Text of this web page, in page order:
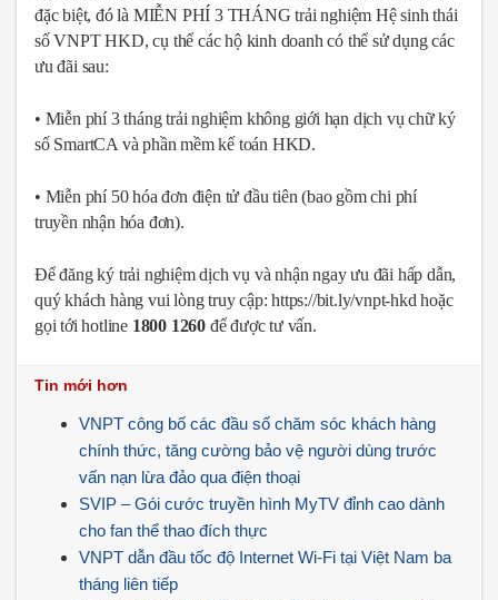
đặc biệt, đó là MIỄN PHÍ 3 THÁNG trải nghiệm Hệ sinh thái
số VNPT HKD, cụ thể các hộ kinh doanh có thể sử dụng các
ưu đãi sau:
• Miễn phí 3 tháng trải nghiệm không giới hạn dịch vụ chữ ký
số SmartCA và phần mềm kế toán HKD.
• Miễn phí 50 hóa đơn điện tử đầu tiên (bao gồm chi phí
truyền nhận hóa đơn).
Để đăng ký trải nghiệm dịch vụ và nhận ngay ưu đãi hấp dẫn,
quý khách hàng vui lòng truy cập: https://bit.ly/vnpt-hkd hoặc
gọi tới hotline 1800 1260 để được tư vấn.
Tin mới hơn
VNPT công bố các đầu số chăm sóc khách hàng
chính thức, tăng cường bảo vệ người dùng trước
vấn nạn lừa đảo qua điện thoại
SVIP – Gói cước truyền hình MyTV đỉnh cao dành
cho fan thể thao đích thực
VNPT dẫn đầu tốc độ Internet Wi-Fi tại Việt Nam ba
tháng liên tiếp